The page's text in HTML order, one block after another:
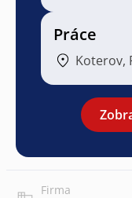
Práce
Koterov,
Firma